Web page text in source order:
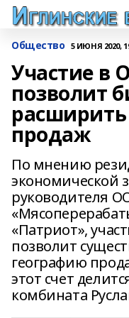
Общество 5 ИЮНЯ 2020,
Участие в
позволит
продаж
По мнению
экономической
руководителя
«Патриот»,
позволит
географию
этот счет
комбината